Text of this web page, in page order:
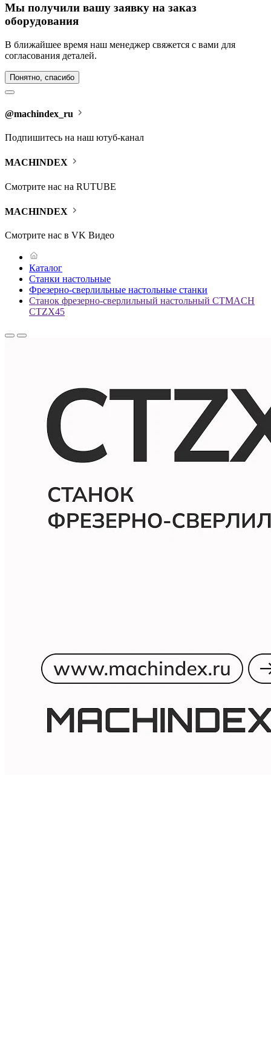
Мы получили вашу заявку на заказ
оборудования
В ближайшее время наш менеджер свяжется с вами для
согласования деталей.
Понятно, спасибо
@machindex_ru
Подпишитесь на наш ютуб-канал
MACHINDEX
Cмотрите нас на RUTUBE
MACHINDEX
Cмотрите нас в VK Видео
Каталог
Станки настольные
Фрезерно-сверлильные настольные станки
Станок фрезерно-сверлильный настольный CTMACH
CTZX45